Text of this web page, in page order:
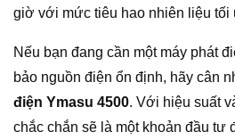
giờ với mức tiêu hao nhiên liệu tối
Nếu bạn đang cần một máy phát
bảo nguồn điện ổn định, hãy cân
điện Ymasu 4500. Với hiệu suất
chắc chắn sẽ là một khoản đầu tư